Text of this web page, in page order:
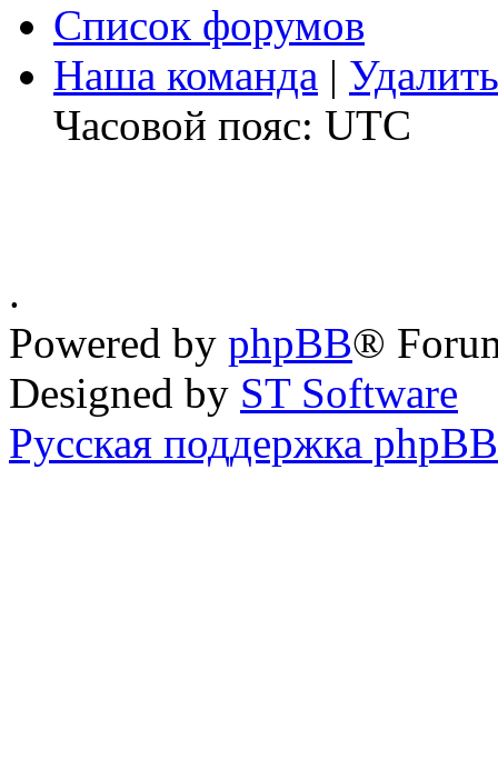
Список форумов
Наша команда |
Часовой пояс: UTC
.
Powered by phpBB®
Designed by ST Software
Русская поддержка phpBB